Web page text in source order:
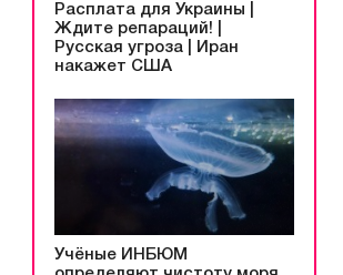
Расплата для Украины |
Ждите репараций! |
Русская угроза | Иран
накажет США
Учёные ИНБЮМ